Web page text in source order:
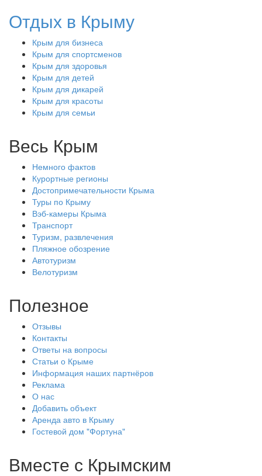
Отдых в Крыму
Крым для бизнеса
Крым для спортсменов
Крым для здоровья
Крым для детей
Крым для дикарей
Крым для красоты
Крым для семьи
Весь Крым
Немного фактов
Курортные регионы
Достопримечательности Крыма
Туры по Крыму
Вэб-камеры Крыма
Транспорт
Туризм, развлечения
Пляжное обозрение
Автотуризм
Велотуризм
Полезное
Отзывы
Контакты
Ответы на вопросы
Статьи о Крыме
Информация наших партнёров
Реклама
О нас
Добавить объект
Аренда авто в Крыму
Гостевой дом "Фортуна"
Вместе с Крымским